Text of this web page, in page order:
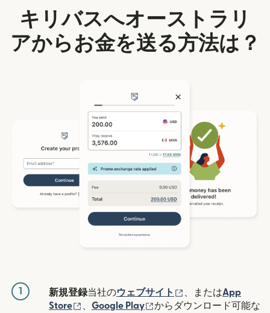
キリバスへオーストラリ
アからお金を送る方法は？
1 新規登録当社のウェブサイト （別ウィンドウで
、またはApp
Store
（別ウィンドウで開きます）
Google Play （別ウィンドウで開きま
からダウンロード可能な